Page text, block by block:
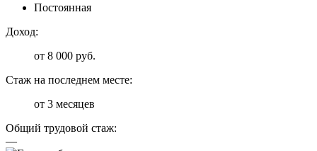
Постоянная
Доход:
от 8 000 руб.
Стаж на последнем месте:
от 3 месяцев
Общий трудовой стаж:
—